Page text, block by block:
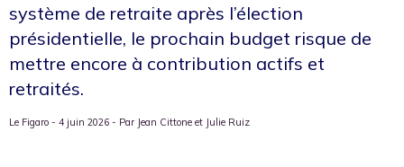
système de retraite après l’élection
présidentielle, le prochain budget risque de
mettre encore à contribution actifs et
retraités.
Le Figaro - 4 juin 2026 - Par Jean Cittone et Julie Ruiz